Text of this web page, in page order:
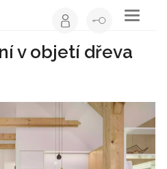
Toggle
v objetí dřeva